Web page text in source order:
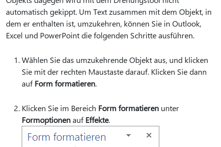
automatisch gekippt. Um Text zusammen mit dem Objekt, in
dem er enthalten ist, umzukehren, können Sie in Outlook,
Excel und PowerPoint die folgenden Schritte ausführen.
Wählen Sie das umzukehrende Objekt aus, und klicken
Sie mit der rechten Maustaste darauf. Klicken Sie dann
aufForm formatieren.
Klicken Sie im Bereich Form formatieren unter
FormoptionenaufEffekte.